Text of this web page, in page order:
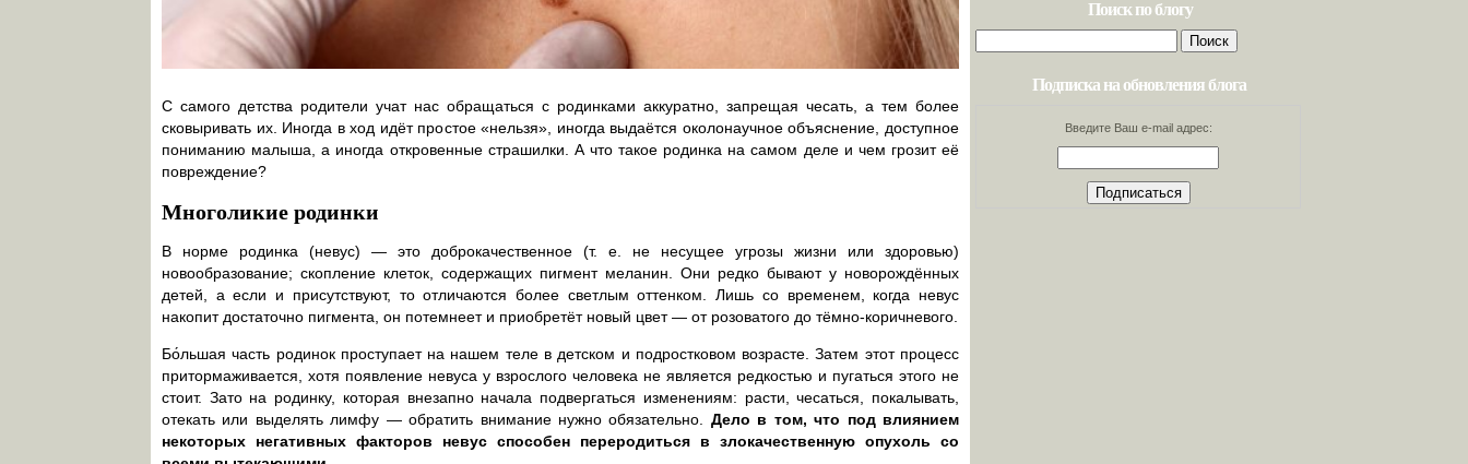
С самого детства родители учат нас обращаться с родинками аккуратно, запрещая чесать, а тем более
сковыривать их. Иногда в ход идёт простое «нельзя», иногда выдаётся околонаучное объяснение, доступное
пониманию малыша, а иногда откровенные страшилки. А что такое родинка на самом деле и чем грозит её
повреждение?
Многоликие родинки
В норме родинка (невус) — это доброкачественное (т. е. не несущее угрозы жизни или здоровью)
новообразование; скопление клеток, содержащих пигмент меланин. Они редко бывают у новорождённых
детей, а если и присутствуют, то отличаются более светлым оттенком. Лишь со временем, когда невус
накопит достаточно пигмента, он потемнеет и приобретёт новый цвет — от розоватого до тёмно-коричневого.
Бо́льшая часть родинок проступает на нашем теле в детском и подростковом возрасте. Затем этот процесс
притормаживается, хотя появление невуса у взрослого человека не является редкостью и пугаться этого не
стоит. Зато на родинку, которая внезапно начала подвергаться изменениям: расти, чесаться, покалывать,
отекать или выделять лимфу — обратить внимание нужно обязательно. Дело в том, что под влиянием
некоторых негативных факторов невус способен переродиться в злокачественную опухоль со
Поиск по блогу
Найти:
Подписка на обновления блога
Введите Ваш e-mail адрес: